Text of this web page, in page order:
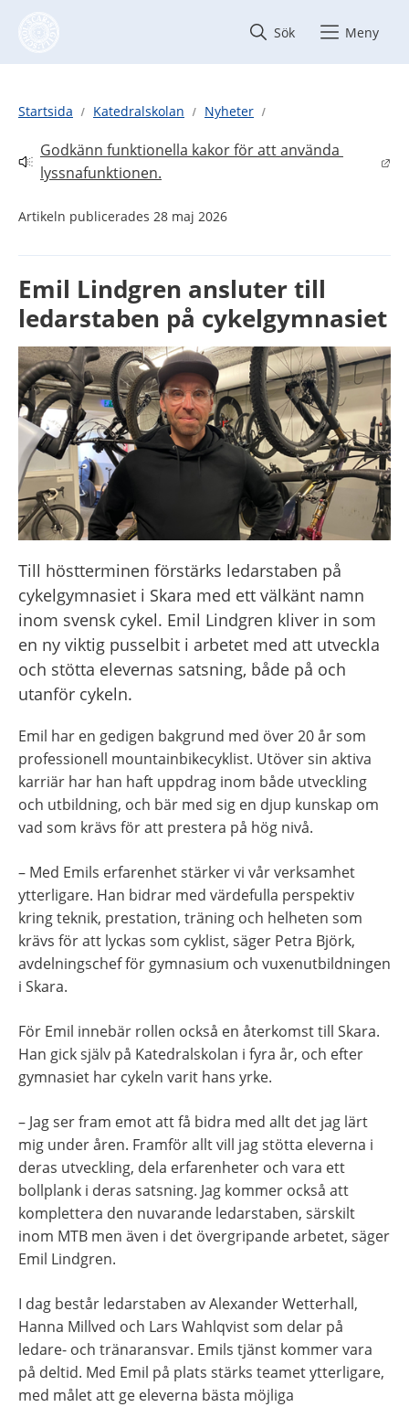
Hoppa till innehåll
Sök
Meny
Startsida Katedralskolan Nyheter
Godkänn funktionella kakor för att använda
lyssnafunktionen.
Länk till annan webbplats.
Artikeln publicerades 28 maj 2026
Emil Lindgren ansluter till
ledarstaben på cykelgymnasiet
Till höstterminen förstärks ledarstaben på
cykelgymnasiet i Skara med ett välkänt namn
inom svensk cykel. Emil Lindgren kliver in som
en ny viktig pusselbit i arbetet med att utveckla
och stötta elevernas satsning, både på och
utanför cykeln.
Emil har en gedigen bakgrund med över 20 år som
professionell mountainbikecyklist. Utöver sin aktiva
karriär har han haft uppdrag inom både utveckling
och utbildning, och bär med sig en djup kunskap om
vad som krävs för att prestera på hög nivå.
– Med Emils erfarenhet stärker vi vår verksamhet
ytterligare. Han bidrar med värdefulla perspektiv
kring teknik, prestation, träning och helheten som
krävs för att lyckas som cyklist, säger Petra Björk,
avdelningschef för gymnasium och vuxenutbildningen
i Skara.
För Emil innebär rollen också en återkomst till Skara.
Han gick själv på Katedralskolan i fyra år, och efter
gymnasiet har cykeln varit hans yrke.
– Jag ser fram emot att få bidra med allt det jag lärt
mig under åren. Framför allt vill jag stötta eleverna i
deras utveckling, dela erfarenheter och vara ett
bollplank i deras satsning. Jag kommer också att
komplettera den nuvarande ledarstaben, särskilt
inom MTB men även i det övergripande arbetet, säger
Emil Lindgren.
I dag består ledarstaben av Alexander Wetterhall,
Hanna Millved och Lars Wahlqvist som delar på
ledare- och tränaransvar. Emils tjänst kommer vara
på deltid. Med Emil på plats stärks teamet ytterligare,
med målet att ge eleverna bästa möjliga